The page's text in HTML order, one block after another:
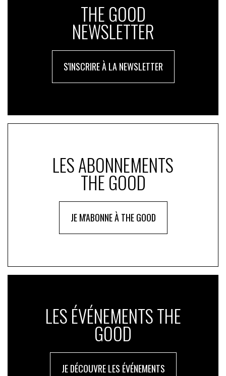
THE GOOD
NEWSLETTER
S'INSCRIRE À LA NEWSLETTER
LES ABONNEMENTS
THE GOOD
JE M'ABONNE À THE GOOD
LES ÉVÉNEMENTS THE
GOOD
JE DÉCOUVRE LES ÉVÉNEMENTS